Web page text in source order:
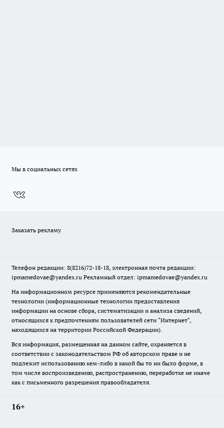
Мы в социальных сетях
Заказать рекламу
Телефон редакции: 8(8216)72-18-18, электронная почта редакции:
ipmamedovae@yandex.ru Рекламный отдел: ipmamedovae@yandex.ru
На информационном ресурсе применяются рекомендательные
технологии (информационные технологии предоставления
информации на основе сбора, систематизации и анализа сведений,
относящихся к предпочтениям пользователей сети "Интернет",
находящихся на территории Российской Федерации).
Вся информация, размещенная на данном сайте, охраняется в
соответствии с законодательством РФ об авторском праве и не
подлежит использованию кем-либо в какой бы то ни было форме, в
том числе воспроизведению, распространению, переработке не иначе
как с письменного разрешения правообладателя.
16+